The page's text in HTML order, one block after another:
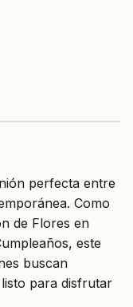
perfecta entre
Como
de Flores en
este
buscan
para disfrutar